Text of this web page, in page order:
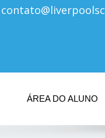
ÁREA DO ALUNO